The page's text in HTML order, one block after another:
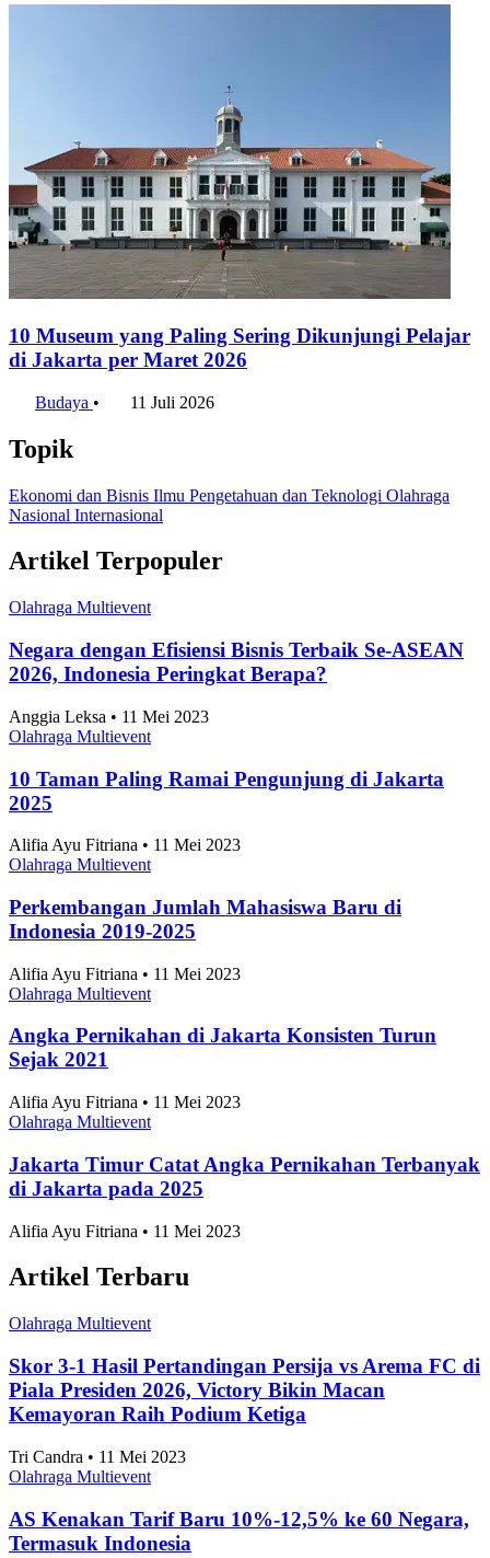
10 Museum yang Paling Sering Dikunjungi Pelajar
di Jakarta per Maret 2026
Budaya • 11 Juli 2026
Topik
Ekonomi dan Bisnis Ilmu Pengetahuan dan Teknologi Olahraga
Nasional Internasional
Artikel Terpopuler
Olahraga Multievent
Negara dengan Efisiensi Bisnis Terbaik Se-ASEAN
2026, Indonesia Peringkat Berapa?
Anggia Leksa • 11 Mei 2023
Olahraga Multievent
10 Taman Paling Ramai Pengunjung di Jakarta
2025
Alifia Ayu Fitriana • 11 Mei 2023
Olahraga Multievent
Perkembangan Jumlah Mahasiswa Baru di
Indonesia 2019-2025
Alifia Ayu Fitriana • 11 Mei 2023
Olahraga Multievent
Angka Pernikahan di Jakarta Konsisten Turun
Sejak 2021
Alifia Ayu Fitriana • 11 Mei 2023
Olahraga Multievent
Jakarta Timur Catat Angka Pernikahan Terbanyak
di Jakarta pada 2025
Alifia Ayu Fitriana • 11 Mei 2023
Artikel Terbaru
Olahraga Multievent
Skor 3-1 Hasil Pertandingan Persija vs Arema FC di
Piala Presiden 2026, Victory Bikin Macan
Kemayoran Raih Podium Ketiga
Tri Candra • 11 Mei 2023
Olahraga Multievent
AS Kenakan Tarif Baru 10%-12,5% ke 60 Negara,
Termasuk Indonesia